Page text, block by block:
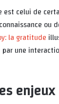
est celui de
ou
la gratitude
une